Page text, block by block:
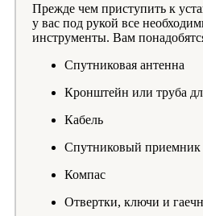
Прежде чем приступить к
у вас под рукой все
инструменты. Вам
Спутниковая антенна
Кронштейн или труба
Кабель
Спутниковый приемник
Компас
Отвертки, ключи и